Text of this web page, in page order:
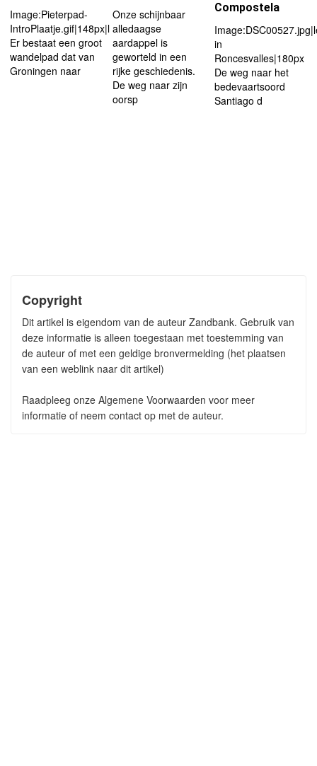
Image:Pieterpad-
IntroPlaatje.gif|148px|left
Er bestaat een groot
wandelpad dat van
Groningen naar
Onze schijnbaar
alledaagse
aardappel is
geworteld in een
rijke geschiedenis.
De weg naar zijn
oorsp
Compostela
in
Roncesvalles|180px
De weg naar het
bedevaartsoord
Santiago d
Copyright
Dit artikel is eigendom van de auteur Zandbank. Gebruik van
deze informatie is alleen toegestaan met toestemming van
de auteur of met een geldige bronvermelding (het plaatsen
van een weblink naar dit artikel)
Raadpleeg onze Algemene Voorwaarden voor meer
informatie of neem contact op met de auteur.